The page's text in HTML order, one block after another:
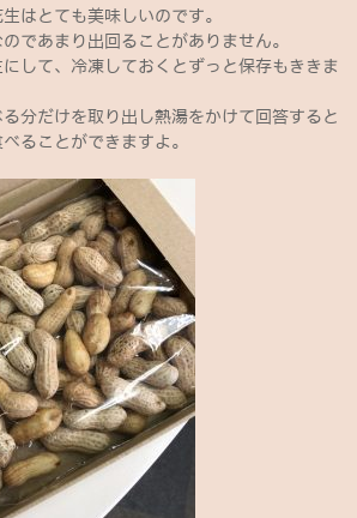
はとても美味しいのです。
であまり出回ることがありません。
して、冷凍しておくとずっと保存もききま
分だけを取り出し熱湯をかけて回答すると
ることができますよ。